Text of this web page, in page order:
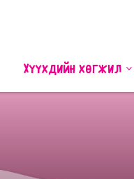
Хүүхдийн хөгжил